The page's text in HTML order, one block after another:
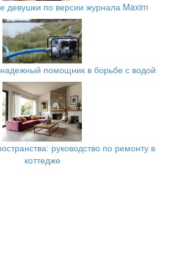
девушки по версии журнала Maxim
помощник в борьбе с водой
руководство по ремонту в
коттедже